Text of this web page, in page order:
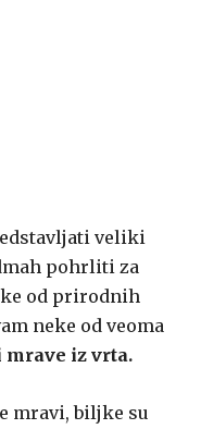
veliki
pohrliti za
od prirodnih
neke od veoma
iz vrta.
mravi, biljke su